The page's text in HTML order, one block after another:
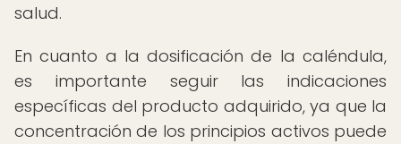
salud.
En cuanto a la dosificación de la caléndula,
es importante seguir las indicaciones
específicas del producto adquirido, ya que la
concentración de los principios activos puede